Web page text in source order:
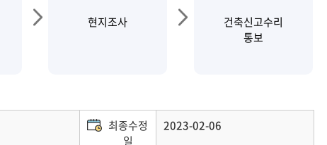
현지조사
건축신고수리
통보
최종수정
일
2023-02-06